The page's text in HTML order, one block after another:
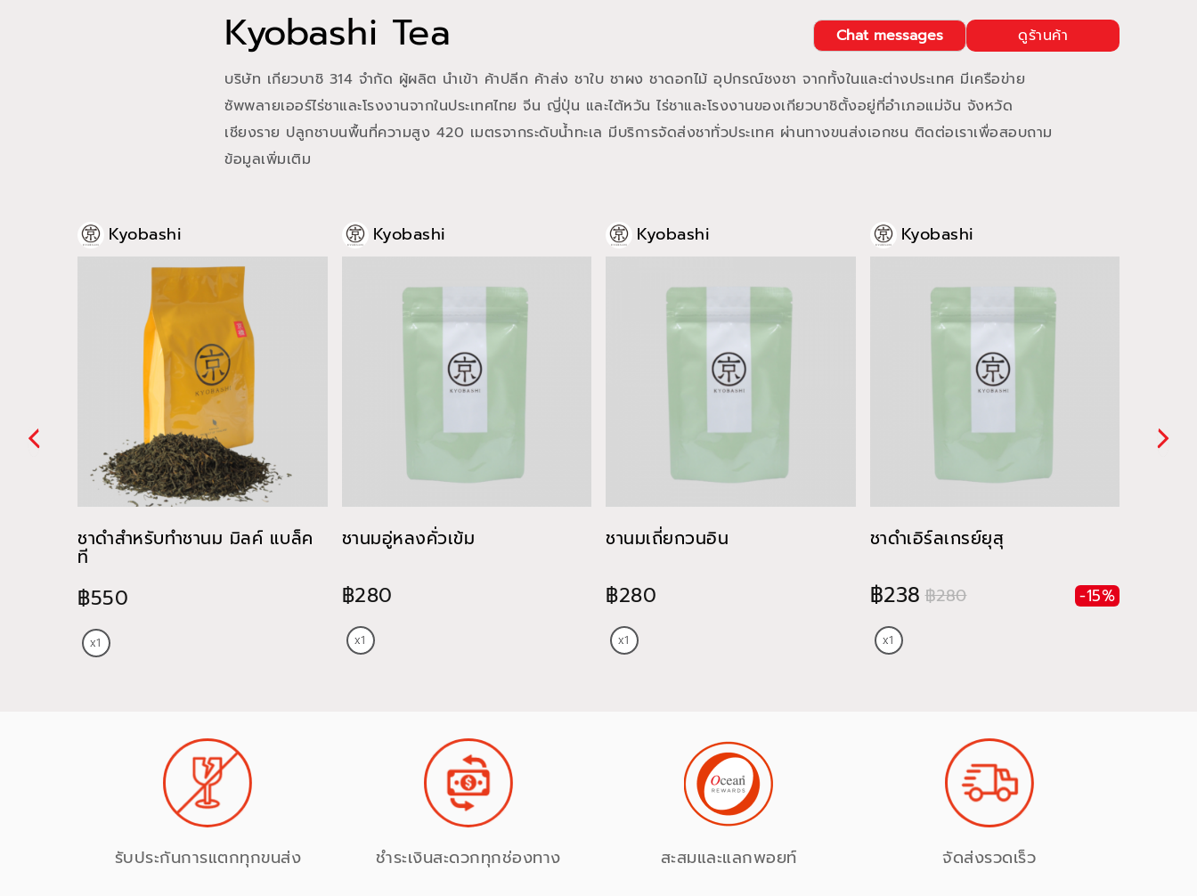
Kyobashi Tea ดูร้านค้า
Chat messages
บริษัท เกียวบาชิ 314 จำกัด ผู้ผลิต นำเข้า ค้าปลีก ค้าส่ง ชาใบ ชาผง ชาดอกไม้ อุปกรณ์ชงชา จากทั้งในและต่างประเทศ มีเครือข่าย
ซัพพลายเออร์ไร่ชาและโรงงานจากในประเทศไทย จีน ญี่ปุ่น และไต้หวัน ไร่ชาและโรงงานของเกียวบาชิตั้งอยู่ที่อำเภอแม่จัน จังหวัด
เชียงราย ปลูกชาบนพื้นที่ความสูง 420 เมตรจากระดับน้ำทะเล มีบริการจัดส่งชาทั่วประเทศ ผ่านทางขนส่งเอกชน ติดต่อเราเพื่อสอบถาม
ข้อมูลเพิ่มเติม
Kyobashi
ชาดำสำหรับทำชานม มิลค์ แบล็ค
ที
฿550
Kyobashi
ชานมอู่หลงคั่วเข้ม
฿280
Kyobashi
ชานมเถี่ยกวนอิน
฿280
Kyobashi
ชาดำเอิร์ลเกรย์ยุสุ
฿238 ฿280 -15%
รับประกันการแตกทุกขนส่ง ชำระเงินสะดวกทุกช่องทาง สะสมและแลกพอยท์ จัดส่งรวดเร็ว